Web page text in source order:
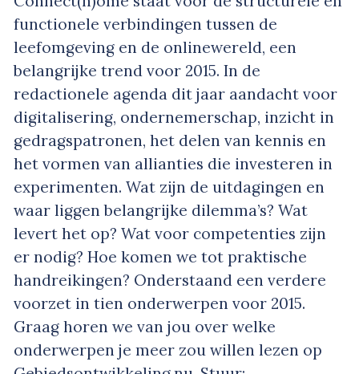
functionele verbindingen tussen de
leefomgeving en de onlinewereld, een
belangrijke trend voor 2015. In de
redactionele agenda dit jaar aandacht voor
digitalisering, ondernemerschap, inzicht in
gedragspatronen, het delen van kennis en
het vormen van allianties die investeren in
experimenten. Wat zijn de uitdagingen en
waar liggen belangrijke dilemma’s? Wat
levert het op? Wat voor competenties zijn
er nodig? Hoe komen we tot praktische
handreikingen? Onderstaand een verdere
voorzet in tien onderwerpen voor 2015.
Graag horen we van jou over welke
onderwerpen je meer zou willen lezen op